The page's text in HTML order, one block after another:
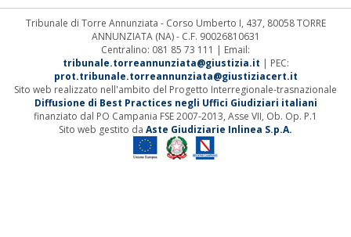
Tribunale di Torre Annunziata - Corso Umberto I, 437, 80058 TORRE
ANNUNZIATA (NA) - C.F. 90026810631
Centralino: 081 85 73 111 | Email:
tribunale.torreannunziata@giustizia.it | PEC:
prot.tribunale.torreannunziata@giustiziacert.it
Sito web realizzato nell'ambito del Progetto Interregionale-trasnazionale
Diffusione di Best Practices negli Uffici Giudiziari italiani
finanziato dal PO Campania FSE 2007-2013, Asse VII, Ob. Op. P.1
Sito web gestito da Aste Giudiziarie Inlinea S.p.A.